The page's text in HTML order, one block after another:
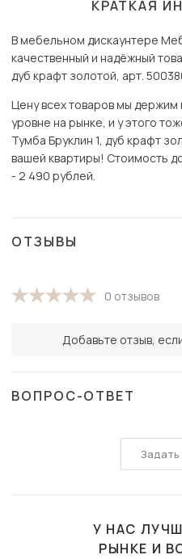
КРАТКАЯ
В мебельном дискаунтере
качественный и надёжный
дуб крафт золотой, арт.
Цену всех товаров мы
уровне на рынке, и у этого
Тумба Бруклин 1, дуб крафт
вашей квартиры! Стоимость
- 2 490 рублей.
ОТЗЫВЫ
0 отзывов
Добавьте отзыв,
ВОПРОС-ОТВЕТ
У НАС
РЫНКЕ И